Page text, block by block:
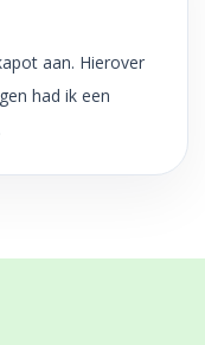
aan. Hierover
had ik een